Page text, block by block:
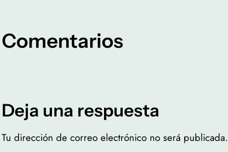
Comentarios
Deja una respuesta
Tu dirección de correo electrónico no será publicada.